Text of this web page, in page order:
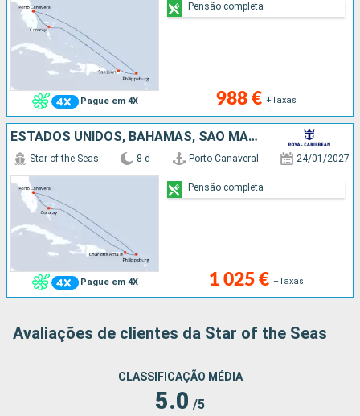
Pague em 4X 988 € +Taxas
Pensão completa
ESTADOS UNIDOS, BAHAMAS, SÃO MARTINHO
Pague em 4X
Star of the Seas 8 d Porto Canaveral 24/01/2027
1 025 € +Taxas
Pensão completa
Avaliações de clientes da Star of the Seas
CLASSIFICAÇÃO MÉDIA
5.0 /5